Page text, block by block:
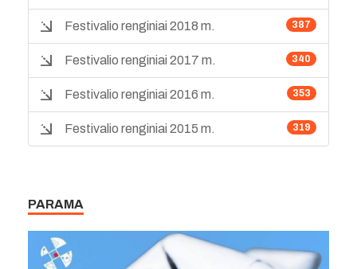
387
Festivalio renginiai 2018 m.
340
Festivalio renginiai 2017 m.
353
Festivalio renginiai 2016 m.
319
Festivalio renginiai 2015 m.
PARAMA